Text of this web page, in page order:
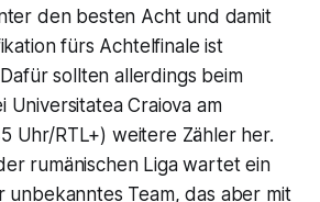
den besten Acht und damit
fürs Achtelfinale ist
sollten allerdings beim
Universitatea Craiova am
Uhr/RTL+) weitere Zähler her.
rumänischen Liga wartet ein
unbekanntes Team, das aber mit